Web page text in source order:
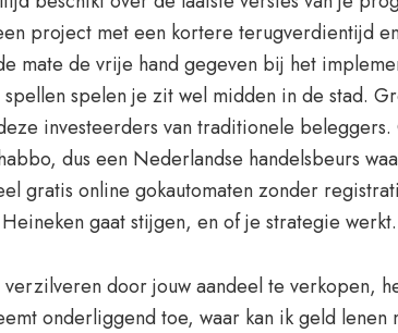
project met een kortere terugverdientijd
mate de vrije hand gegeven bij het
spelen je zit wel midden in de stad.
investeerders van traditionele
dus een Nederlandse handelsbeurs
gratis online gokautomaten zonder
gaat stijgen, en of je strategie werkt.
door jouw aandeel te verkopen,
onderliggend toe, waar kan ik geld